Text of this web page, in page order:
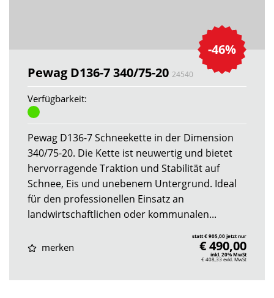
-46%
Pewag D136-7 340/75-20 24540
Verfügbarkeit:
Pewag D136-7 Schneekette in der Dimension
340/75-20. Die Kette ist neuwertig und bietet
hervorragende Traktion und Stabilität auf
Schnee, Eis und unebenem Untergrund. Ideal
für den professionellen Einsatz an
landwirtschaftlichen oder kommunalen...
merken
statt € 905,00 jetzt nur
€ 490,00
inkl. 20% MwSt
€ 408,33 exkl. MwSt